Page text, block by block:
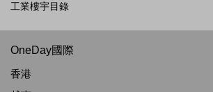
工業樓宇目錄
OneDay國際
香港